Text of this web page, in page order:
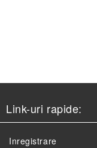
Link-uri rapide:
Inregistrare